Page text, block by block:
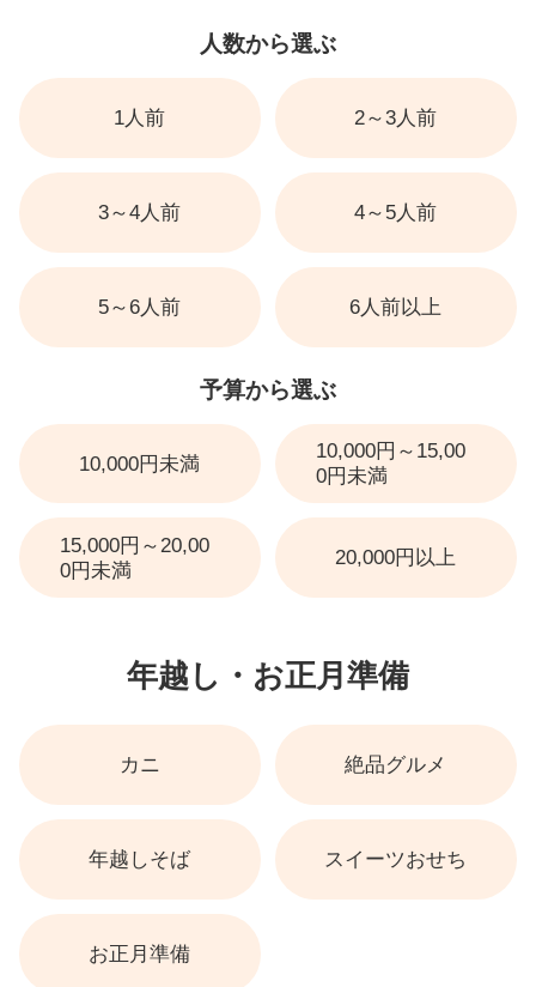
人数から選ぶ
1人前 2～3人前
3～4人前 4～5人前
5～6人前 6人前以上
予算から選ぶ
10,000円未満
10,000円～15,00
0円未満
15,000円～20,00
0円未満
20,000円以上
年越し・お正月準備
カニ 絶品グルメ
年越しそば スイーツおせち
お正月準備